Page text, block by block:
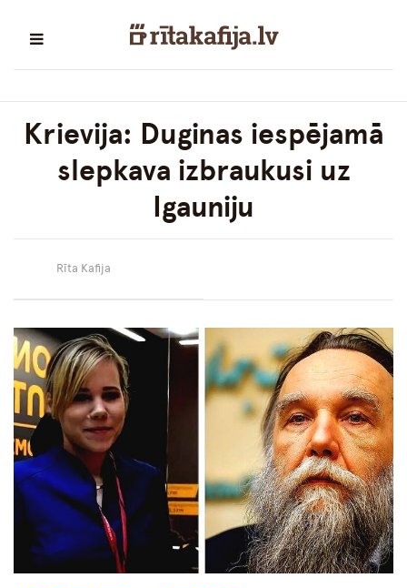
Krievija: Duginas iespējamā
slepkava izbraukusi uz
Igauniju
Rīta Kafija